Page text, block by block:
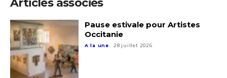
Adresse email*
Pause estivale pour Artistes
Occitanie
A la une 28 juillet 2026